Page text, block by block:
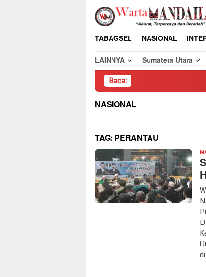
Loncat
konten
TABAGSEL NASIONAL
LAINNYA
Sumatera Utara
Baca:
NASIONAL
TAG:PERANTAU